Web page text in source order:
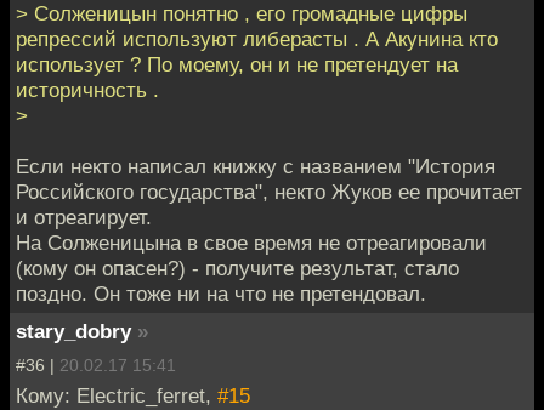
> Солженицын понятно , его громадные цифры
репрессий используют либерасты . А Акунина кто
использует ? По моему, он и не претендует на
историчность .
>
Если некто написал книжку с названием "История
Российского государства", некто Жуков ее прочитает
и отреагирует.
На Солженицына в свое время не отреагировали
(кому он опасен?) - получите результат, стало
поздно. Он тоже ни на что не претендовал.
stary_dobry »
#36 | 20.02.17 15:41
Кому: Electric_ferret, #15